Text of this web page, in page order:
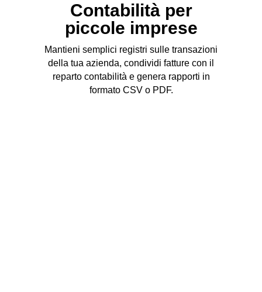
Mantieni semplici registri sulle transazioni
della tua azienda, condividi fatture con il
reparto contabilità e genera rapporti in
formato CSV o PDF.
Contabilità per
piccole imprese